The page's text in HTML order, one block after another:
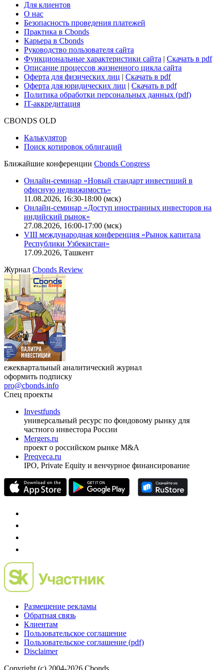
Для клиентов
О нас
Безопасность проведения платежей
Практика в Cbonds
Карьера в Cbonds
Руководство пользователя сайта
Функциональные характеристики сайта | Скачать в pdf
Описание процессов жизненного цикла сайта
Оферта для физических лиц | Скачать в pdf
Оферта для юридических лиц | Скачать в pdf
Политика обработки персональных данных (pdf)
IT-аккредитация
CBONDS OLD
Калькулятор
Поиск котировок облигаций
Ближайшие конференции Cbonds Congress
Онлайн-семинар «Новый стандарт инвестиций в
офисную недвижимость»
11.08.2026, 16:30-18:00 (мск)
Онлайн-семинар «Доступ иностранных инвесторов на
индийский рынок»
27.08.2026, 16:00-17:00 (мск)
VIII международная конференция «Рынок капитала
Республики Узбекистан»
17.09.2026, Ташкент
Журнал Cbonds Review
ежеквартальный аналитический журнал
оформить подписку
pro@cbonds.info
Спец проекты
Investfunds
универсальный ресурс по фондовому рынку для
частного инвестора России
Mergers.ru
проект о российском рынке M&A
Preqveca.ru
IPO, Private Equity и венчурное финансирование
Размещение рекламы
Обратная связь
Клиентам
Пользовательское соглашение
Пользовательское соглашение (pdf)
Disclaimer